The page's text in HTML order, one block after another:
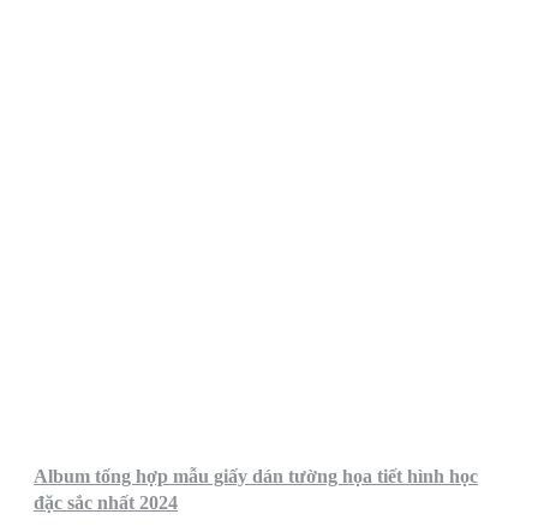
Album tổng hợp mẫu giấy dán tường họa tiết hình học
đặc sắc nhất 2024